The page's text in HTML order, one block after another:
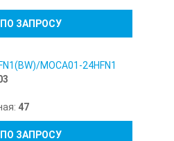
ЗАПРОСУ
MOCA01-24HFN1
47
ЗАПРОСУ